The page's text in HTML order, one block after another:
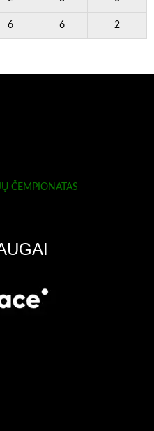
6 6 2
ČEMPIONATAS